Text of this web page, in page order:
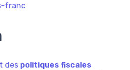
franc
des politiques fiscales